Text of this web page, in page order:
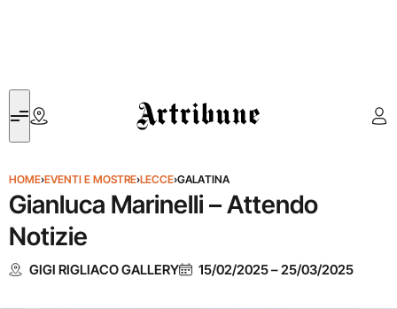
Artribune
HOME›EVENTI E MOSTRE›LECCE›GALATINA
Gianluca Marinelli – Attendo
Notizie
GIGI RIGLIACO GALLERY 15/02/2025–25/03/2025